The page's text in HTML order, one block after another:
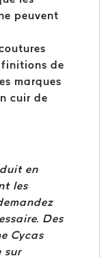
peuvent
finitions de
marques
cuir de
en
les
Des
Cycas
sur